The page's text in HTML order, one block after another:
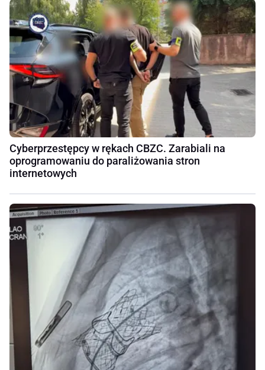
Cyberprzestępcy w rękach CBZC. Zarabiali na
oprogramowaniu do paraliżowania stron
internetowych